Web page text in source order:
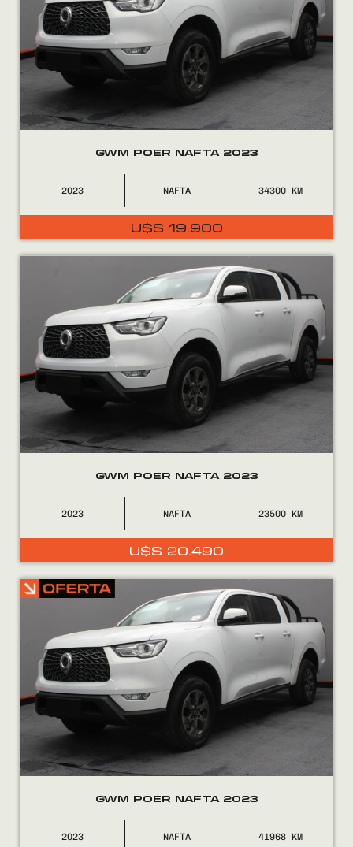
GWM POER NAFTA 2023
2023 NAFTA 34300
El
original
era:
U$S
20.490.
U$S 19.900El
actual
es:
U$S
19.900.
GWM POER NAFTA 2023
2023 NAFTA 23500
U$S 20.490
GWM POER NAFTA 2023
2023 NAFTA 41968